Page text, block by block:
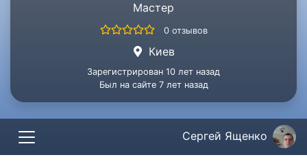
Мастер
0 отзывов
Киев
Зарегистрирован 10 лет назад
Был на сайте 7 лет назад
Сергей Ященко